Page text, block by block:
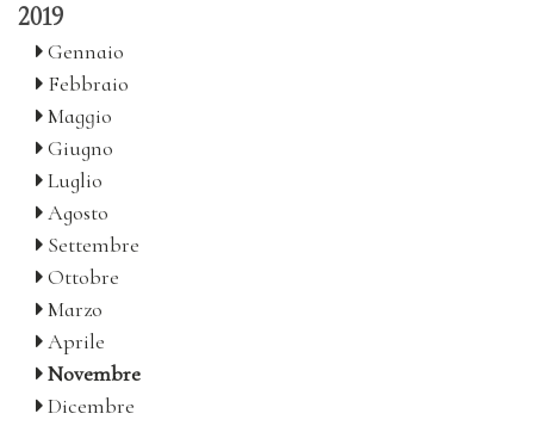
2019
Gennaio
Febbraio
Maggio
Giugno
Luglio
Agosto
Settembre
Ottobre
Marzo
Aprile
Novembre
Dicembre